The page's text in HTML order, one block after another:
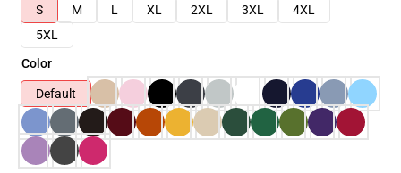
S
M L XL 2XL 3XL
4XL
5XL
Color
Default